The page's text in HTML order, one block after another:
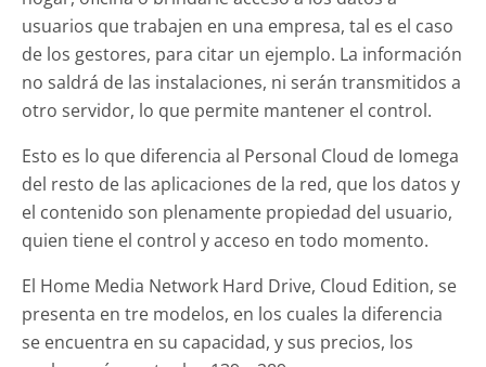
usuarios que trabajen en una empresa, tal es el caso
de los gestores, para citar un ejemplo. La información
no saldrá de las instalaciones, ni serán transmitidos a
otro servidor, lo que permite mantener el control.
Esto es lo que diferencia al Personal Cloud de Iomega
del resto de las aplicaciones de la red, que los datos y
el contenido son plenamente propiedad del usuario,
quien tiene el control y acceso en todo momento.
El Home Media Network Hard Drive, Cloud Edition, se
presenta en tre modelos, en los cuales la diferencia
se encuentra en su capacidad, y sus precios, los